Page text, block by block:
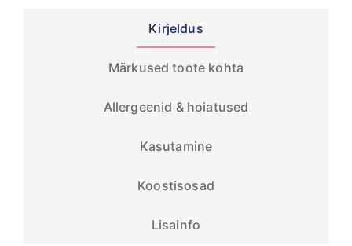
Kirjeldus
Märkused toote kohta
Allergeenid & hoiatused
Kasutamine
Koostisosad
Lisainfo